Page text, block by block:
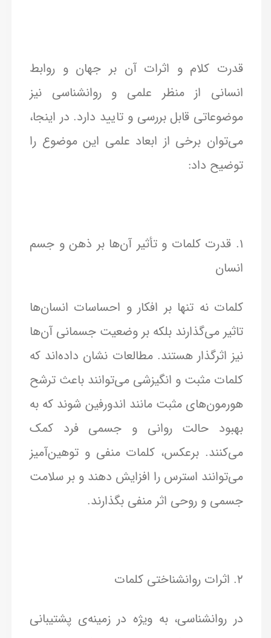
قدرت کلام و اثرات آن بر جهان و روابط
انسانی از منظر علمی و روانشناسی نیز
موضوعاتی قابل بررسی و تایید دارد. در اینجا،
می‌توان برخی از ابعاد علمی این موضوع را
توضیح داد:
1. قدرت کلمات و تأثیر آن‌ها بر ذهن و جسم
انسان
کلمات نه تنها بر افکار و احساسات انسان‌ها
تاثیر می‌گذارند بلکه بر وضعیت جسمانی آن‌ها
نیز اثرگذار هستند. مطالعات نشان داده‌اند که
کلمات مثبت و انگیزشی می‌توانند باعث ترشح
هورمون‌های مثبت مانند اندورفین شوند که به
بهبود حالت روانی و جسمی فرد کمک
می‌کنند. برعکس، کلمات منفی و توهین‌آمیز
می‌توانند استرس را افزایش دهند و بر سلامت
جسمی و روحی اثر منفی بگذارند.
2. اثرات روانشناختی کلمات
در روانشناسی، به ویژه در زمینه‌ی پشتیبانی